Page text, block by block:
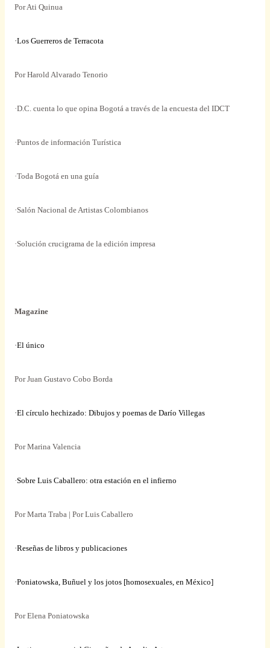
Por Ati Quinua
·Los Guerreros de Terracota
Por Harold Alvarado Tenorio
·D.C. cuenta lo que opina Bogotá a través de la encuesta del IDCT
·Puntos de información Turística
·Toda Bogotá en una guía
·Salón Nacional de Artistas Colombianos
·Solución crucigrama de la edición impresa
Magazine
·El único
Por Juan Gustavo Cobo Borda
·El círculo hechizado: Dibujos y poemas de Darío Villegas
Por Marina Valencia
·Sobre Luis Caballero: otra estación en el infierno
Por Marta Traba | Por Luis Caballero
·Reseñas de libros y publicaciones
·Poniatowska, Buñuel y los jotos [homosexuales, en México]
Por Elena Poniatowska